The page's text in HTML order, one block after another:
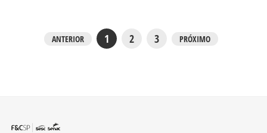
ANTERIOR 1 2 3 PRÓXIMO